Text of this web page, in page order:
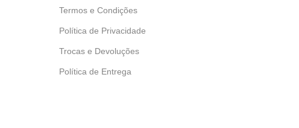
Termos e Condições
Política de Privacidade
Trocas e Devoluções
Política de Entrega